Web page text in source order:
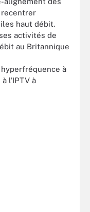
recentrer
haut débit.
activités de
au Britannique
à
l’IPTV à